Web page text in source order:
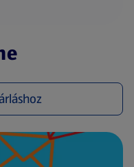
nyílik meg)